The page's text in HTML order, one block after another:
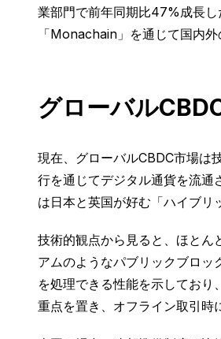
業部門で前年同期比47%成長
「Monachain」を通じて国内
グローバル
現在、グローバルCBDC市場は
行を通じてデジタル通貨を流通
は日本と英国が好む「ハイブリ
技術的観点から見ると、ほと
アムのようなパブリックブロ
を処理できる性能を示してお
重点を置き、オフライン取引時